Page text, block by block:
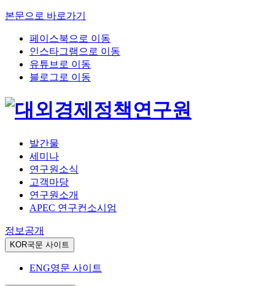
본문으로 바로가기
페이스북으로 이동
인스타그램으로 이동
유튜브로 이동
블로그로 이동
발간물
세미나
연구원소식
고객마당
연구원소개
APEC 연구컨소시엄
정보공개
KOR국문 사이트
ENG영문 사이트